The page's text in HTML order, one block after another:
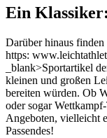
Ein
Darüber hinaus
https:
_blank>Sportartikel
kleinen und großen
bereiten würden. Ob
oder sogar
Angeboten, vielleicht
Passendes!